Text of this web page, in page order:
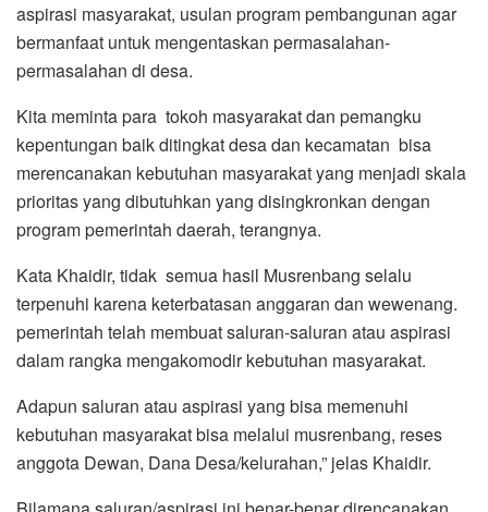
aspirasi masyarakat, usulan program pembangunan agar
bermanfaat untuk mengentaskan permasalahan-
permasalahan di desa.
Kita meminta para tokoh masyarakat dan pemangku
kepentungan baik ditingkat desa dan kecamatan bisa
merencanakan kebutuhan masyarakat yang menjadi skala
prioritas yang dibutuhkan yang disingkronkan dengan
program pemerintah daerah, terangnya.
Kata Khaidir, tidak semua hasil Musrenbang selalu
terpenuhi karena keterbatasan anggaran dan wewenang.
pemerintah telah membuat saluran-saluran atau aspirasi
dalam rangka mengakomodir kebutuhan masyarakat.
Adapun saluran atau aspirasi yang bisa memenuhi
kebutuhan masyarakat bisa melalui musrenbang, reses
anggota Dewan, Dana Desa/kelurahan,” jelas Khaidir.